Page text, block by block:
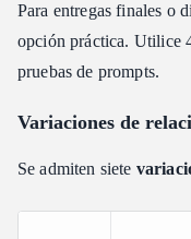
Para entregas finales o
opción práctica. Utilice
pruebas de prompts.
Variaciones de
Se admiten siete